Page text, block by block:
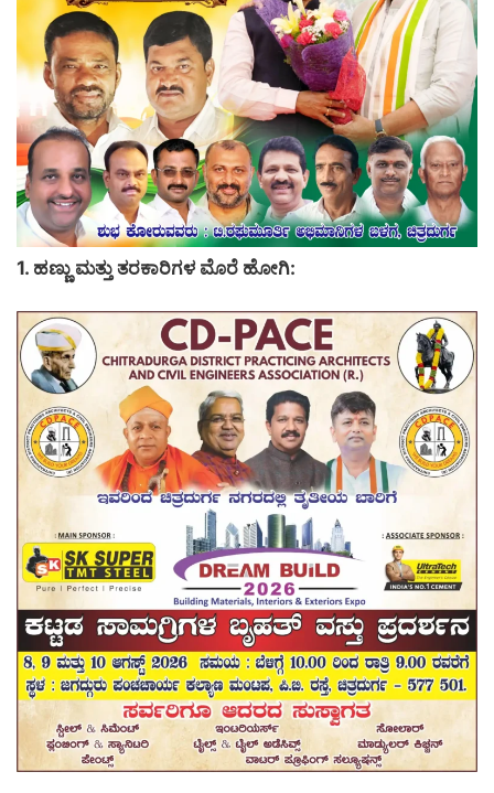
1. ಹಣ್ಣು ಮತ್ತು ತರಕಾರಿಗಳ ಮೊರೆ ಹೋಗಿ: